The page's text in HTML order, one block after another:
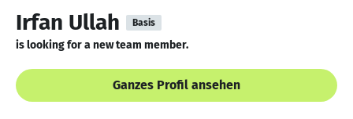
Irfan Ullah Basis
is looking for a new team member.
Ganzes Profil ansehen